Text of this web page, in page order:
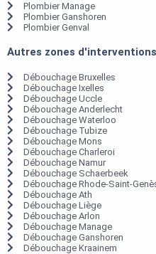
Plombier Manage
Plombier Ganshoren
Plombier Genval
Autres zones
Débouchage Bruxelles
Débouchage Ixelles
Débouchage Uccle
Débouchage Anderlecht
Débouchage Waterloo
Débouchage Tubize
Débouchage Mons
Débouchage Charleroi
Débouchage Namur
Débouchage Schaerbeek
Débouchage Rhode-Saint-
Débouchage Ath
Débouchage Liège
Débouchage Arlon
Débouchage Manage
Débouchage Ganshoren
Débouchage Kraainem